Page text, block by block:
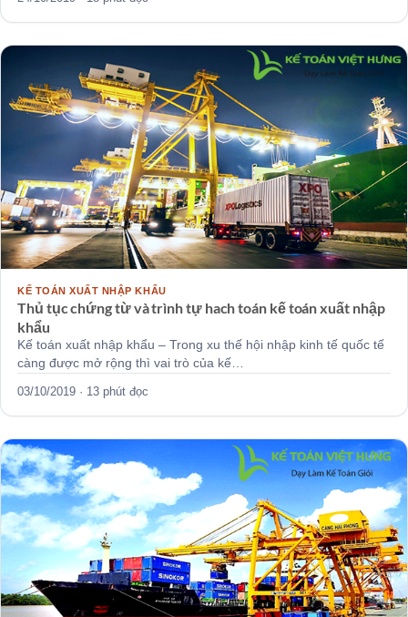
KẾ TOÁN XUẤT NHẬP KHẨU
Thủ tục chứng từ và trình tự hach toán kế toán xuất nhập
khẩu
Kế toán xuất nhập khẩu – Trong xu thế hội nhập kinh tế quốc tế
càng được mở rộng thì vai trò của kế…
03/10/2019 · 13 phút đọc